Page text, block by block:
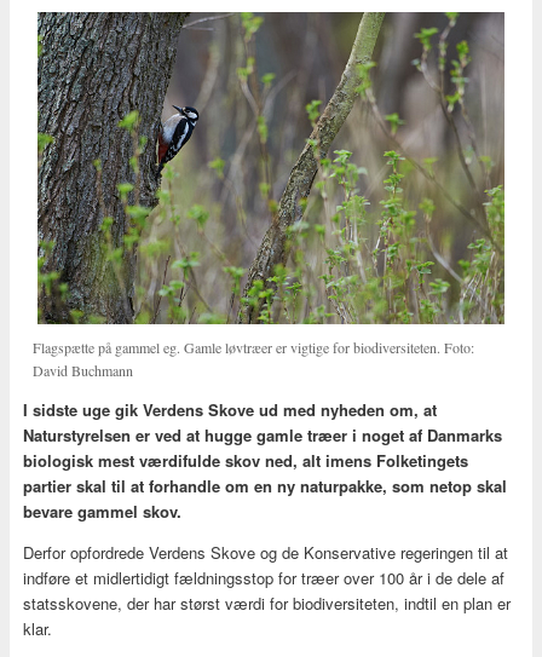
Flagspætte på gammel eg. Gamle løvtræer er vigtige for biodiversiteten. Foto:
David Buchmann
I sidste uge gik Verdens Skove ud med nyheden om, at
Naturstyrelsen er ved at hugge gamle træer i noget af Danmarks
biologisk mest værdifulde skov ned, alt imens Folketingets
partier skal til at forhandle om en ny naturpakke, som netop skal
bevare gammel skov.
Derfor opfordrede Verdens Skove og de Konservative regeringen til at
indføre et midlertidigt fældningsstop for træer over 100 år i de dele af
statsskovene, der har størst værdi for biodiversiteten, indtil en plan er
klar.